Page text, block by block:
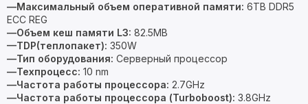
—Максимальный объем оперативной памяти: 6TB DDR5
ECC REG
—Объем кеш памяти L3: 82.5MB
—TDP(теплопакет): 350W
—Тип оборудования: Серверный процессор
—Техпроцесс: 10 nm
—Частота работы процессора: 2.7GHz
—Частота работы процессора (Turboboost): 3.8GHz